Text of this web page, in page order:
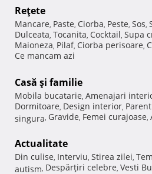
Reţete
Mancare, Paste, Ciorba, Peste, Sos,
Dulceata, Tocanita, Cocktail, Supa
Maioneza, Pilaf, Ciorba perisoare,
Ce mancam azi
Casă şi familie
Mobila bucatarie, Amenajari
Dormitoare, Design interior,
singura, Gravide, Femei curajoase,
Actualitate
Din culise, Interviu, Stirea zilei,
autism, Despărţiri celebre, Vesti